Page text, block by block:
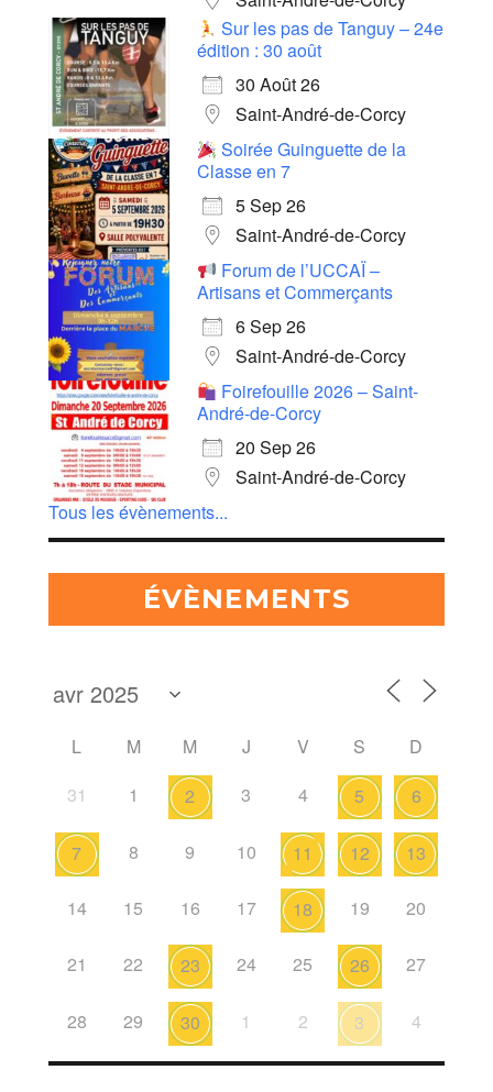
Sur les pas de Tanguy – 24e
édition : 30 août
30 Août 26
Saint-André-de-Corcy
Soirée Guinguette de la
Classe en 7
5 Sep 26
Saint-André-de-Corcy
Forum de l’UCCAÏ –
Artisans et Commerçants
6 Sep 26
Saint-André-de-Corcy
Foirefouille 2026 – Saint-
André-de-Corcy
20 Sep 26
Saint-André-de-Corcy
Tous les évènements...
ÉVÈNEMENTS
L M M J V S
D
31
1 2 3 4 5 6
7 8 9 10 11 12 13
14 15 16 17 18 19 20
21 22 23 24 25 26 27
28 29 30 1 2 3 4